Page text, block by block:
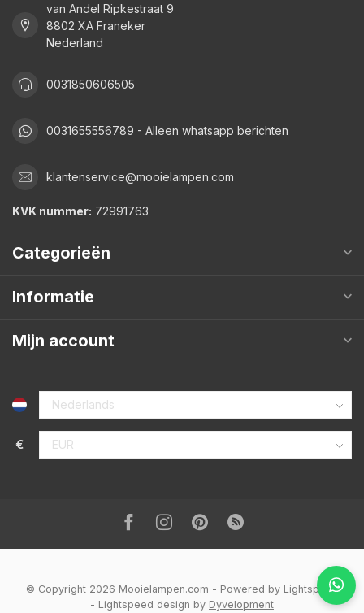
van Andel Ripkestraat 9
8802 XA Franeker
Nederland
0031850606505
0031655556789 - Alleen whatsapp berichten
klantenservice@mooielampen.com
KVK nummer: 72991763
Categorieën
Informatie
Mijn account
€
© Copyright 2026 Mooielampen.com - Powered by Lightspeed
- Lightspeed design by Dyvelopment